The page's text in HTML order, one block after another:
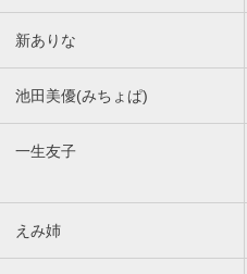
新ありな
池田美優(みちょぱ)
一生友子
えみ姉